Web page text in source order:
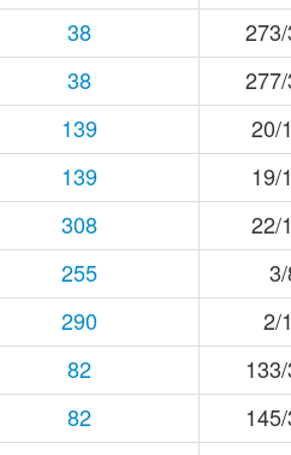
38
38
139
20/
139
19/
308
22/
255
290
2/
82
82